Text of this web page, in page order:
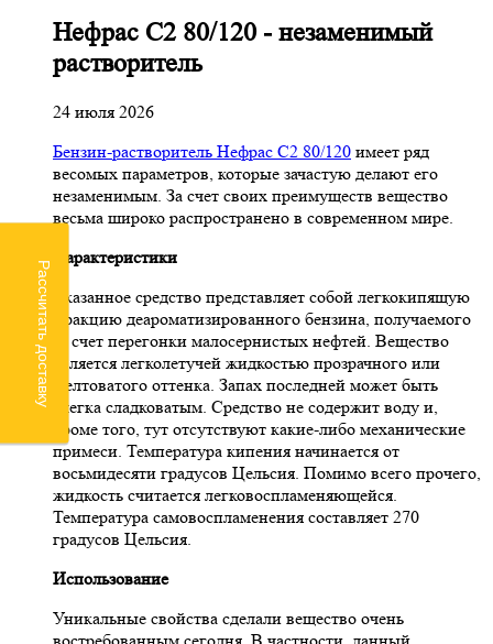
Нефрас С2 80/120 - незаменимый
растворитель
24 июля 2026
Бензин-растворитель Нефрас С2 80/120 имеет ряд
весомых параметров, которые зачастую делают его
незаменимым. За счет своих преимуществ вещество
весьма широко распространено в современном мире.
Характеристики
Указанное средство представляет собой легкокипящую
фракцию деароматизированного бензина, получаемого
за счет перегонки малосернистых нефтей. Вещество
является легколетучей жидкостью прозрачного или
желтоватого оттенка. Запах последней может быть
слегка сладковатым. Средство не содержит воду и,
кроме того, тут отсутствуют какие-либо механические
примеси. Температура кипения начинается от
восьмидесяти градусов Цельсия. Помимо всего прочего,
жидкость считается легковоспламеняющейся.
Температура самовоспламенения составляет 270
градусов Цельсия.
Использование
Уникальные свойства сделали вещество очень
Рассчитать доставку